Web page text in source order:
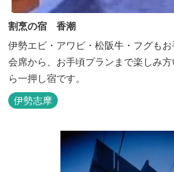
割烹の宿 香潮
伊勢エビ・アワビ・松阪牛・フグも
会席から、お手頃プランまで楽しみ
ら一押し宿です。
伊勢志摩